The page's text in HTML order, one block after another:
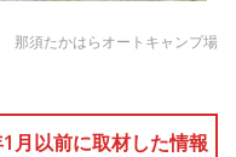
那須たかはらオートキャンプ場
月以前に取材した情報